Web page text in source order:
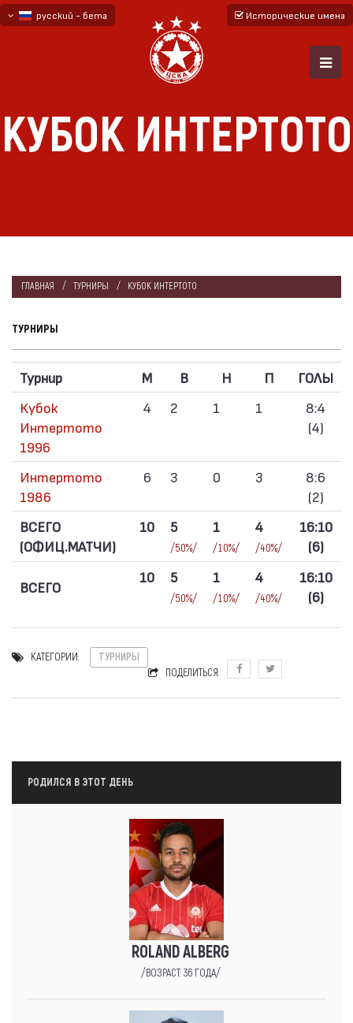
русский - бета
Исторические имена
КУБОК ИНТЕРТОТО
ГЛАВНАЯ ТУРНИРЫ КУБОК ИНТЕРТОТО
ТУРНИРЫ
Турнир M В Н П
ГОЛЫ
Кубок
Интертото
1996
4 2 1 1
8:4
(4)
Интертото
1986
6 3 0 3
8:6
(2)
ВСЕГО
(ОФИЦ.МАТЧИ)
10 5
/50%/
1
/10%/
4
/40%/
16:10
(6)
ВСЕГО
10 5
/50%/
1
/10%/
4
/40%/
16:10
(6)
КАТЕГОРИИ:
ТУРНИРЫ
ПОДЕЛИТЬСЯ:
РОДИЛСЯ В ЭТОТ ДЕНЬ
ROLAND ALBERG
/ВОЗРАСТ: 36 ГОДА/